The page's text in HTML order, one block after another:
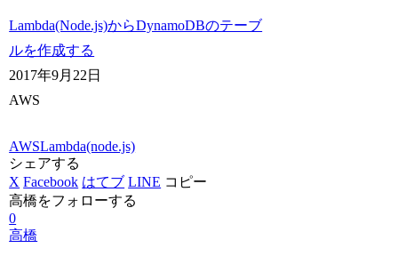
Lambda(Node.js)からDynamoDBのテーブ
ルを作成する
2017年9月22日
AWS
AWSLambda(node.js)
シェアする
X Facebook はてブ LINE コピー
高橋をフォローする
0
高橋